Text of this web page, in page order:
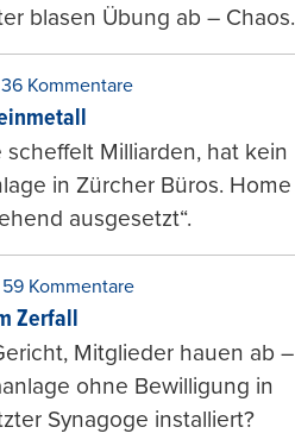
blasen Übung ab – Chaos.
36 Kommentare
scheffelt Milliarden, hat kein
in Zürcher Büros. Home
ausgesetzt“.
59 Kommentare
Zerfall
Mitglieder hauen ab –
ohne Bewilligung in
Synagoge installiert?